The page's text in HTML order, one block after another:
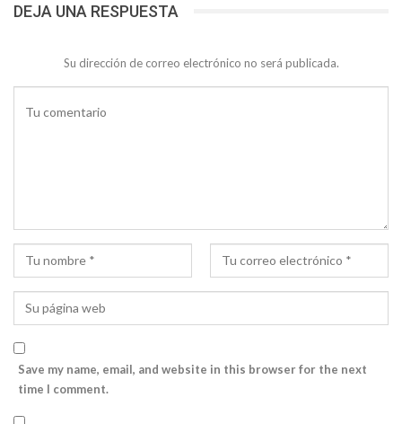
DEJA UNA RESPUESTA
Su dirección de correo electrónico no será publicada.
Save my name, email, and website in this browser for the next
time I comment.